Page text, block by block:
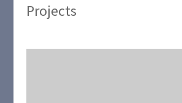
Projects